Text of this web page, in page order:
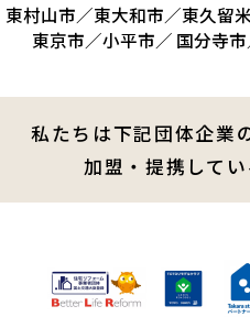
東村山市／東大和市／東久留
東京市／小平市／ 国分寺
私たちは下記団体企業
加盟・提携してい